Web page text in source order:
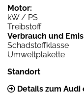
Motor:
kW / PS
Treibstoff
Verbrauch und
Schadstoffklasse
Umweltplakette
Standort
Details zum Audi